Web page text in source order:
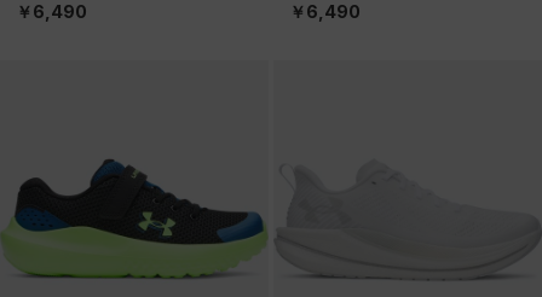
￥6,490 ￥6,490